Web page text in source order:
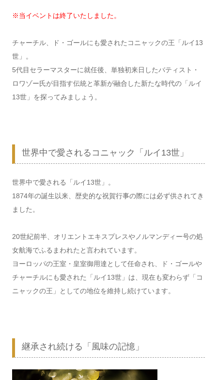
※当イベントは終了いたしました。
チャーチル、ド・ゴールにも愛されたコニャックの王「ルイ13
世」。
5代目セラーマスターに就任後、単独初来日したバティスト・
ロワゾー氏が目指す伝統と革新が融合した新たな時代の「ルイ
13世」を探ってみましょう。
世界中で愛されるコニャック「ルイ13世」
世界中で愛される「ルイ13世」。
1874年の誕生以来、歴史的な祝賀行事の際には必ず供されてき
ました。
20世紀前半、オリエントエキスプレスやノルマンディー号の処
女航海でふるまわれたと言われています。
ヨーロッパの王室・皇室御用達として任命され、ド・ゴールや
チャーチルにも愛された「ルイ13世」は、現在も変わらず「コ
ニャックの王」としての地位を維持し続けています。
継承され続ける「風味の記憶」